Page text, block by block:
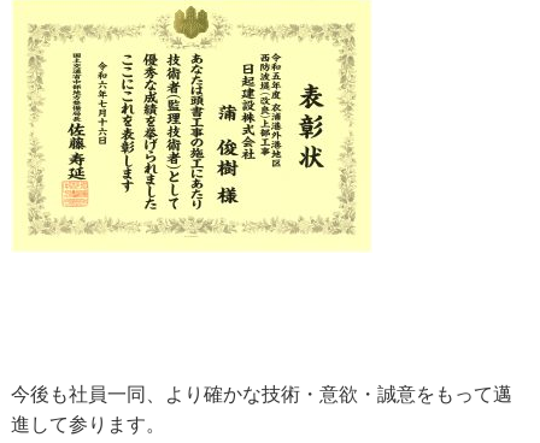
今後も社員一同、より確かな技術・意欲・誠意をもって邁
進して参ります。